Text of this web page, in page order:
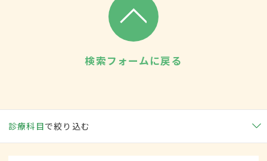
検索フォームに戻る
診療科目で絞り込む